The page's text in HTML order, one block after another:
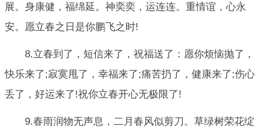
展。身康健，福绵延。神奕奕，运连连。重情谊，心永
安。愿立春之日是你鹏飞之时!
8.立春到了，短信来了，祝福送了：愿你烦恼抛了，
快乐来了;寂寞甩了，幸福来了;痛苦扔了，健康来了;伤心
丢了，好运来了!祝你立春开心无极限了!
9.春雨润物无声息，二月春风似剪刀。草绿树荣花绽